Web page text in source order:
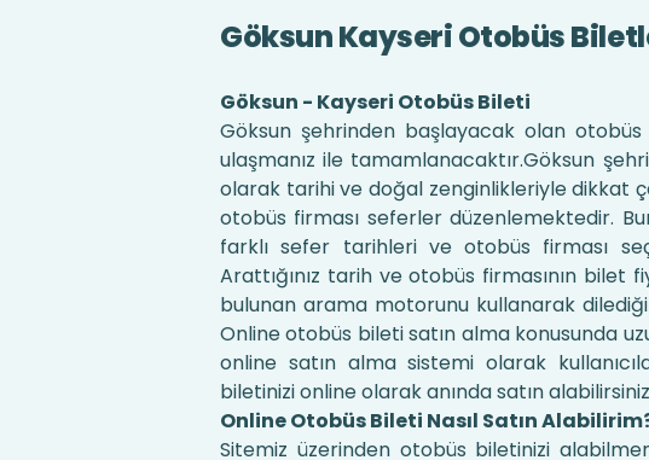
Göksun Kayseri Otobüs
Göksun - Kayseri Otobüs Bileti
Göksun şehrinden başlayacak olan
ulaşmanız ile tamamlanacaktır.Göksun
olarak tarihi ve doğal zenginlikleriyle dikkat
otobüs firması seferler düzenlemektedir.
farklı sefer tarihleri ve otobüs firması
Arattığınız tarih ve otobüs firmasının
bulunan arama motorunu kullanarak
Online otobüs bileti satın alma konusunda
online satın alma sistemi olarak
biletinizi online olarak anında satın
Online Otobüs Bileti Nasıl Satın
Sitemiz üzerinden otobüs biletinizi